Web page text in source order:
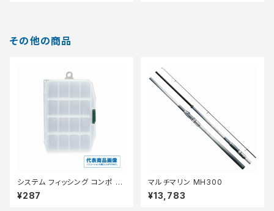
その他の商品
システム フィッシング コンポ フ
ライケース F クリア
¥287
マルチマリン MH300
¥13,783